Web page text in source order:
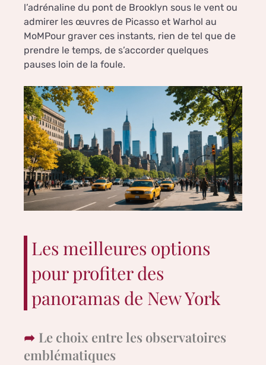
l’adrénaline du pont de Brooklyn sous le vent ou
admirer les œuvres de Picasso et Warhol au
MoMPour graver ces instants, rien de tel que de
prendre le temps, de s’accorder quelques
pauses loin de la foule.
Les meilleures options
pour profiter des
panoramas de New York
Le choix entre les observatoires
emblématiques